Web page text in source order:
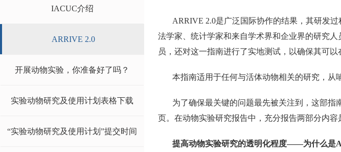
IACUC介绍
ARRIVE 2.0
开展动物实验，你准备好了吗？
实验动物研究及使用计划表格下载
“实验动物研究及使用计划”提交时间
ARRIVE 2.0是广泛国际协作的结果，其研发
法学家、统计学家和来自学术界和企业界的研究
员，还对这一指南进行了实地测试，以确保其可以
本指南适用于任何与活体动物相关的研究，从
为了确保最关键的问题最先被关注到，这部
页。在动物实验研究报告中，充分报告两部分内容
提高动物实验研究的透明化程度——为什么是